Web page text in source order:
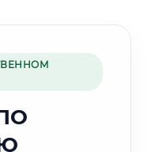
экспертиза"